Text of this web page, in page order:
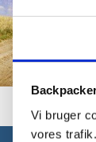
Vi bruger
vores